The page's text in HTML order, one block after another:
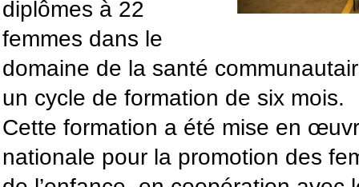
diplômes à 22
femmes dans le
domaine de la santé
un cycle de formation de six mois.
Cette formation a été mise en
nationale pour la promotion des